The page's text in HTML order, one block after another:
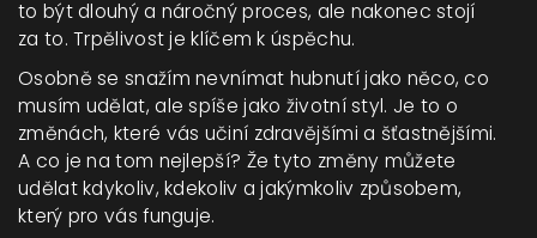
to být dlouhý a náročný proces, ale nakonec stojí
za to. Trpělivost je klíčem k úspěchu.
Osobně se snažím nevnímat hubnutí jako něco, co
musím udělat, ale spíše jako životní styl. Je to o
změnách, které vás učiní zdravějšími a šťastnějšími.
A co je na tom nejlepší? Že tyto změny můžete
udělat kdykoliv, kdekoliv a jakýmkoliv způsobem,
který pro vás funguje.